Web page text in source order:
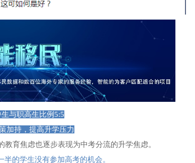
与职高生比例5:5
加持，提高升学压力
育焦虑也逐步表现为中考分流的升学焦虑。
的学生没有参加高考的机会。